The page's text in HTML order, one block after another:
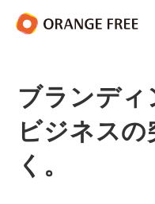
ブランディ
ビジネス
く。